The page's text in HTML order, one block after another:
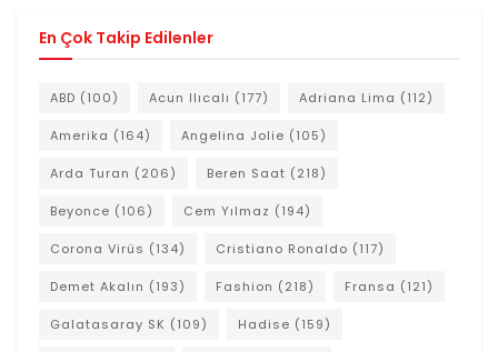
En Çok Takip Edilenler
ABD (100) Acun Ilıcalı (177) Adriana Lima (112)
Amerika (164) Angelina Jolie (105)
Arda Turan (206) Beren Saat (218)
Beyonce (106) Cem Yılmaz (194)
Corona Virüs (134) Cristiano Ronaldo (117)
Demet Akalın (193) Fashion (218) Fransa (121)
Galatasaray SK (109) Hadise (159)